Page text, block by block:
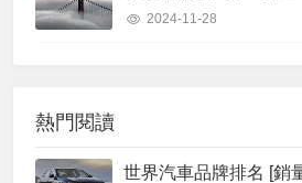
2024-11-28
熱門閱讀